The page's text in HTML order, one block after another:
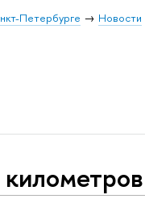
Петербурге Новости